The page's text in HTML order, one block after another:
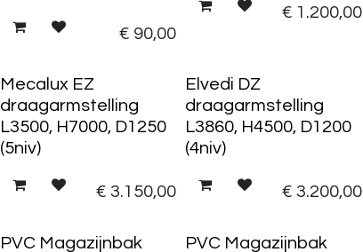
€ 90,00
€ 1.200,00
Mecalux EZ
draagarmstelling
L3500, H7000, D1250
(5niv)
€3.150,00
Elvedi DZ
draagarmstelling
L3860, H4500, D1200
(4niv)
€3.200,00
PVC Magazijnbak
PVC Magazijnbak